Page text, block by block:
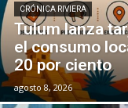
CRÓNICA RIVIERA
Tulum lanza
el consumo
20 por ciento
agosto 8, 2026